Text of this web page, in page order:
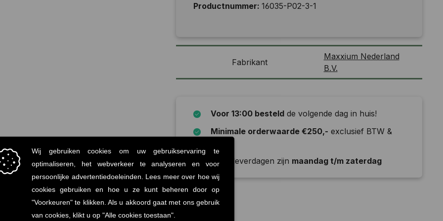
Productnummer: 16035-P02-3-1
Fabrikant
Maxxium Nederland
B.V.
Voor 13:00 besteld de volgende dag in huis!
Minimale orderwaarde €250,- exclusief BTW &
Onze leverdagen zijn maandag t/m zaterdag